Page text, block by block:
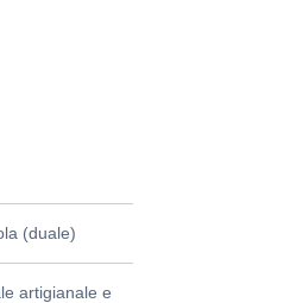
(duale)
artigianale e